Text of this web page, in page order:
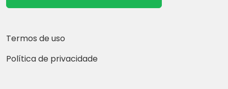
Termos de uso
Política de privacidade